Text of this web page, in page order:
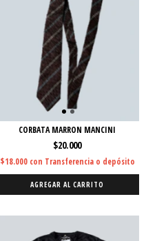
CORBATA MARRON MANCINI
$20.000
$18.000 con Transferencia o depósito
AGREGAR AL CARRITO